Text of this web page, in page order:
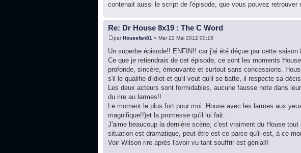
contenait aussi le script de l'épisode, que vous pouvez retrouver
Re: Dr House 8x19 : The C Word
parHousefan81 » Mar 22 Mai 2012 00:15
Un superbe épisode!! ENFIN!! car j'ai été déçue par cette saison
Ce que je retiendrais de cet épisode, ce sont les moments
profonde, sincère, émouvante et surtout sans concessions.
s'il le qualifie d'idiot et qu'il veut qu'il se batte, il respecte sa
Les deux acteurs sont formidables, aucune fausse note dans
du rire au larmes!!
Le moment le plus fort pour moi: House avec les larmes aux
magnifique!!)et la promesse qu'il lui fait.
J'aime beaucoup la dernière scène, c'est vraiment du House
situation est dramatique, peut être est-ce parce qu'il est, à ce
Voir Wilson rire après l'avoir vu tant souffrir est génial!!